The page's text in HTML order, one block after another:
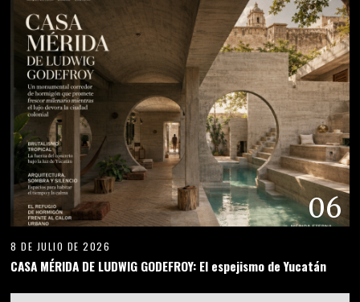
06
8 DE JULIO DE 2026
CASA MÉRIDA DE LUDWIG GODEFROY: El espejismo de Yucatán